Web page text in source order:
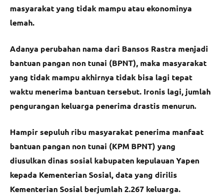
masyarakat yang tidak mampu atau ekonominya
lemah.
Adanya perubahan nama dari Bansos Rastra menjadi
bantuan pangan non tunai (BPNT), maka masyarakat
yang tidak mampu akhirnya tidak bisa lagi tepat
waktu menerima bantuan tersebut. Ironis lagi, jumlah
pengurangan keluarga penerima drastis menurun.
Hampir sepuluh ribu masyarakat penerima manfaat
bantuan pangan non tunai (KPM BPNT) yang
diusulkan dinas sosial kabupaten kepulauan Yapen
kepada Kementerian Sosial, data yang dirilis
Kementerian Sosial berjumlah 2.267 keluarga.